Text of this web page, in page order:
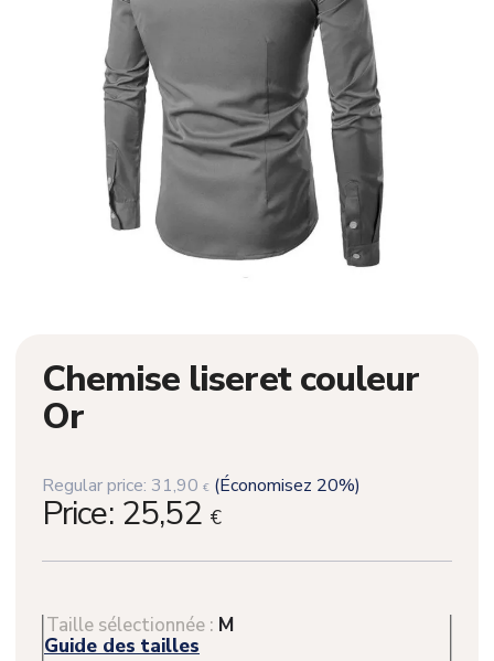
Chemise liseret couleur
Or
Regular price: 31,90 € (Économisez 20%)
Price: 25,52 €
Taille sélectionnée : M
Guide des tailles